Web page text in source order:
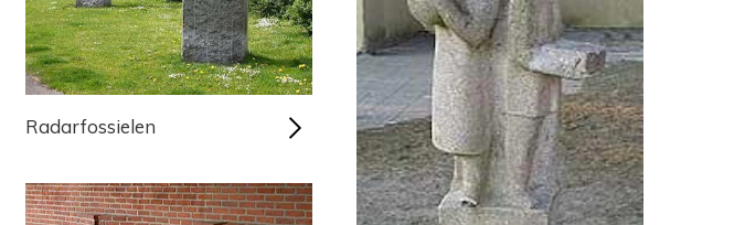
Radarfossielen